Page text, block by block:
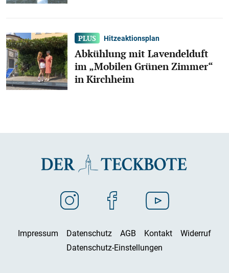
Hitzeaktionsplan
Abkühlung mit Lavendelduft
im „Mobilen Grünen Zimmer“
in Kirchheim
Impressum Datenschutz AGB Kontakt
Widerruf
Datenschutz-Einstellungen